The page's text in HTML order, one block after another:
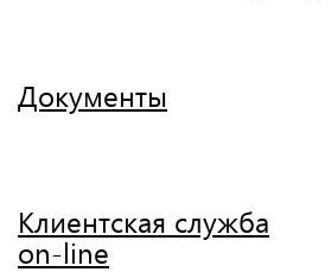
Документы
Клиентская служба
on-line